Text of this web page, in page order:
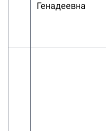
Генадеевна